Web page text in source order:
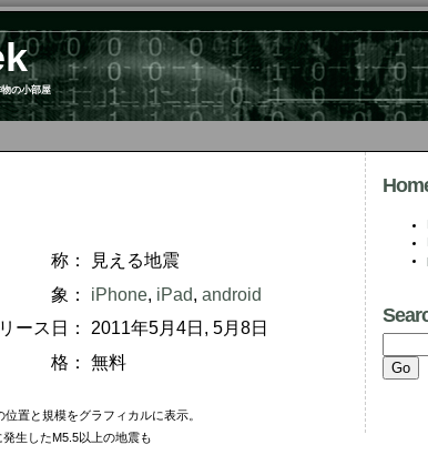
の小部屋
称：
見える地震
象：
iPhone, iPad, android
ース日：
2011年5月4日, 5月8日
格：
無料
と規模をグラフィカルに表示。
したM5.5以上の地震も